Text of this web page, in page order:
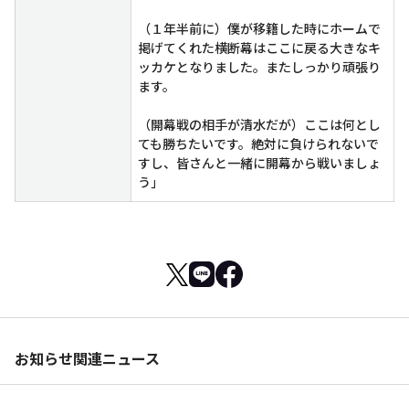
（１年半前に）僕が移籍した時にホームで
掲げてくれた横断幕はここに戻る大きなキ
ッカケとなりました。またしっかり頑張り
ます。
（開幕戦の相手が清水だが）ここは何とし
ても勝ちたいです。絶対に負けられないで
すし、皆さんと一緒に開幕から戦いましょ
う」
お知らせ関連ニュース